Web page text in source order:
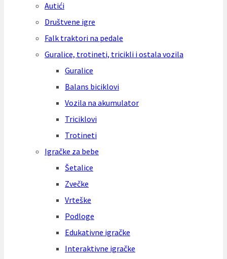
Autići
Društvene igre
Falk traktori na pedale
Guralice, trotineti, tricikli i ostala vozila
Guralice
Balans biciklovi
Vozila na akumulator
Triciklovi
Trotineti
Igračke za bebe
Šetalice
Zvečke
Vrteške
Podloge
Edukativne igračke
Interaktivne igračke